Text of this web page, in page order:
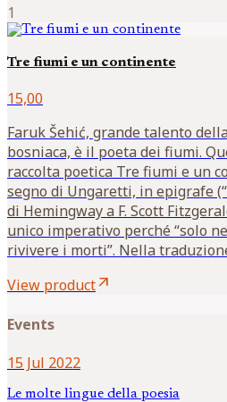
1
Tre fiumi e un continente
15,00
Faruk Šehić, grande talento
bosniaca, è il poeta dei fiumi.
raccolta poetica Tre fiumi e un
segno di Ungaretti, in epigrafe
di Hemingway a F. Scott
unico imperativo perché “solo
rivivere i morti”. Nella
View productarrow_outward
Events
15 Jul 2022
Le molte lingue della poesia